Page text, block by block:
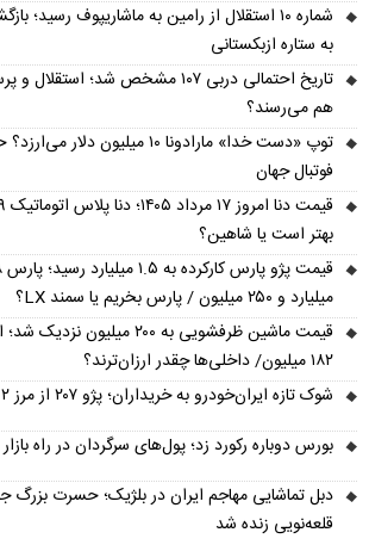
شماره ۱۰ استقلال از رامین به ماشاریپوف
به ستاره ازبکستانی
هم می‌رسند؟
توپ «دست خدا» مارادونا ۱۰
فوتبال جهان
بهتر است یا شاهین؟
میلیارد و ۲۵۰ میلیون / پارس بخریم یا سمند LX؟
۱۸۲ میلیون/ داخلی‌ها چقدر ارزان‌ترند؟
شوک تازه ایران‌خودرو به خریداران؛ پژو ۲۰۷ از مرز ۲ میلیارد تومان عبور کرد
بورس دوباره رکورد زد؛ پول‌های سرگردان در راه
دبل تماشایی مهاجم ایران در بلژیک؛ حسرت بزرگ
قلعه‌نویی زنده شد